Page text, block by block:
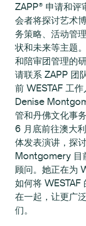
ZAPP® 申请和评
会者将探讨艺术
务策略、活动管
状和未来等主题
和陪审团管理的
请联系 ZAPP 团队
前 WESTAF 工
Denise
管和丹佛文化事
6 月底前往澳大
体发表演讲，探
Montgomery 目
顾问。她正在为
如何将 WESTAF
在一起，让更广
们。